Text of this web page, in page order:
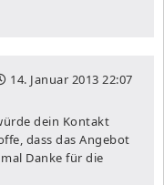
14. Januar 2013 22:07
dein Kontakt
dass das Angebot
Danke für die